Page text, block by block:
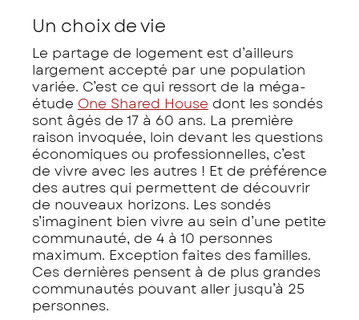
Un choix de vie
Le partage de logement est d’ailleurs
largement accepté par une population
variée. C’est ce qui ressort de la méga-
étude One Shared House dont les sondés
sont âgés de 17 à 60 ans. La première
raison invoquée, loin devant les questions
économiques ou professionnelles, c’est
de vivre avec les autres ! Et de préférence
des autres qui permettent de découvrir
de nouveaux horizons. Les sondés
s’imaginent bien vivre au sein d’une petite
communauté, de 4 à 10 personnes
maximum. Exception faites des familles.
Ces dernières pensent à de plus grandes
communautés pouvant aller jusqu’à 25
personnes.